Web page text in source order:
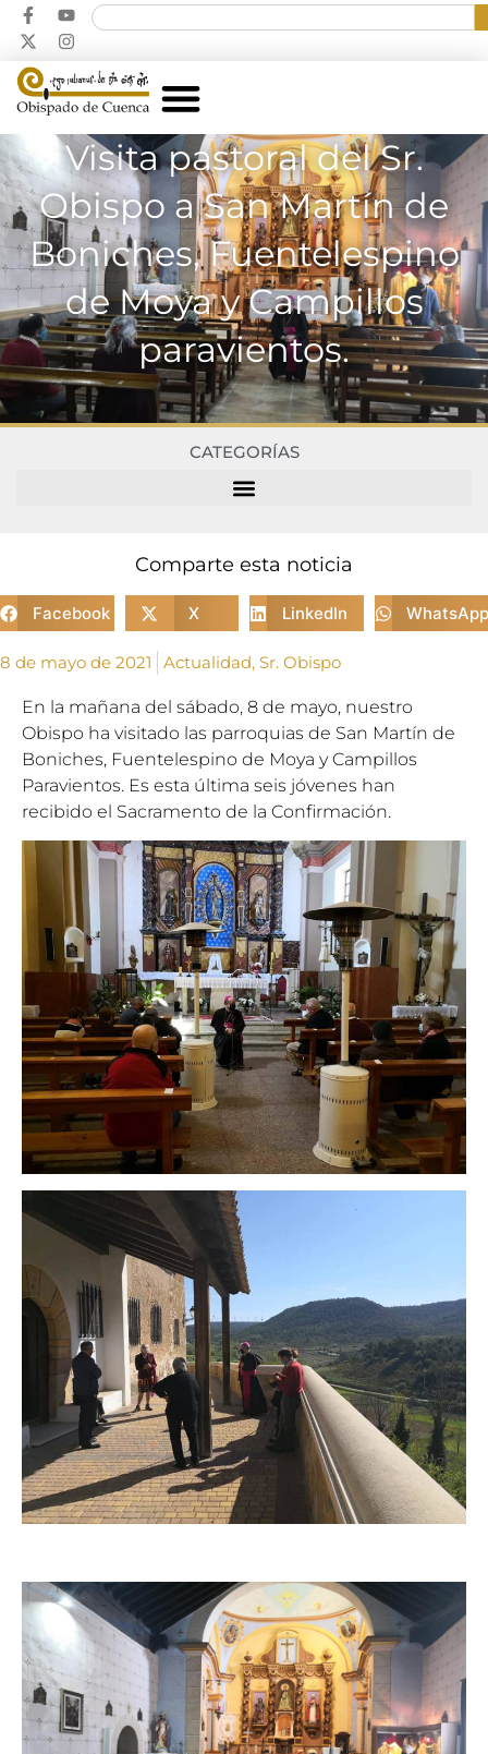
Visita pastoral del Sr.
Obispo a San Martín de
Boniches, Fuentelespino
de Moya y Campillos
paravientos.
CATEGORÍAS
Comparte esta noticia
Facebook X LinkedIn WhatsApp
8 de mayo de 2021 Actualidad, Sr. Obispo
En la mañana del sábado, 8 de mayo, nuestro
Obispo ha visitado las parroquias de San Martín de
Boniches, Fuentelespino de Moya y Campillos
Paravientos. Es esta última seis jóvenes han
recibido el Sacramento de la Confirmación.